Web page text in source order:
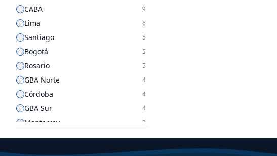
CABA 9
Lima 6
Santiago 5
Bogotá 5
Rosario 5
GBA Norte 4
Córdoba 4
GBA Sur 4
Monterrey 3
Guadalajara 3
San Miguel de Tucumán 3